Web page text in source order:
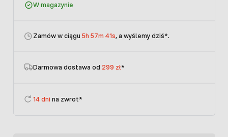
W magazynie
Zamów w ciągu 5h 57m 41s, a wyślemy dziś*.
Darmowa dostawa od 299 zł*
14 dni na zwrot*